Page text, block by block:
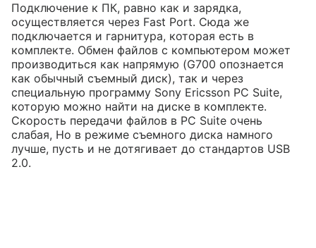
Подключение к ПК, равно как и зарядка,
осуществляется через Fast Port. Сюда же
подключается и гарнитура, которая есть в
комплекте. Обмен файлов с компьютером может
производиться как напрямую (G700 опознается
как обычный съемный диск), так и через
специальную программу Sony Ericsson PC Suite,
которую можно найти на диске в комплекте.
Скорость передачи файлов в PC Suite очень
слабая, Но в режиме съемного диска намного
лучше, пусть и не дотягивает до стандартов USB
2.0.